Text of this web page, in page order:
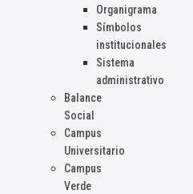
Organigrama
Símbolos
institucionales
Sistema
administrativo
Balance
Social
Campus
Universitario
Campus
Verde